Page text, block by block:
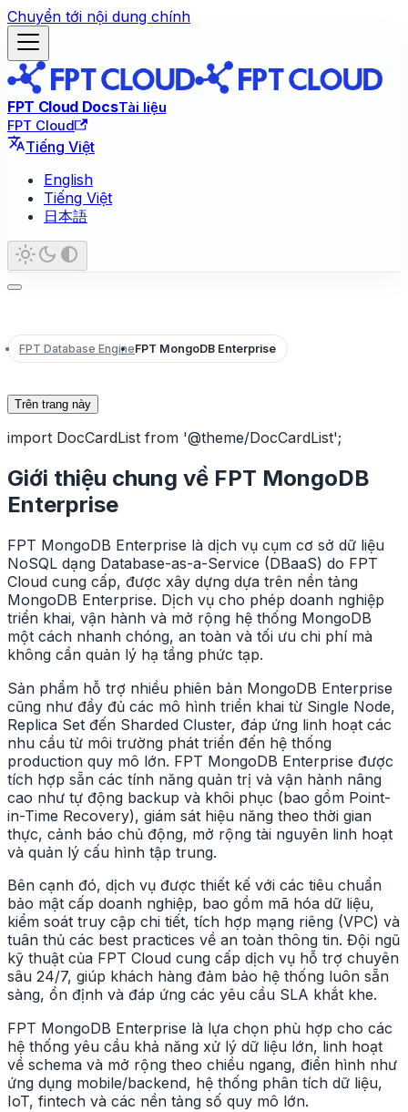
Chuyển tới nội dung chính
FPT Cloud DocsTài liệu
FPT Cloud
Tiếng Việt
English
Tiếng Việt
日本語
FPT Database EngineFPT MongoDB Enterprise
Trên trang này
import DocCardList from '@theme/DocCardList';
Giới thiệu chung về FPT MongoDB
Enterprise
FPT MongoDB Enterprise là dịch vụ cụm cơ sở dữ liệu
NoSQL dạng Database-as-a-Service (DBaaS) do FPT
Cloud cung cấp, được xây dựng dựa trên nền tảng
MongoDB Enterprise. Dịch vụ cho phép doanh nghiệp
triển khai, vận hành và mở rộng hệ thống MongoDB
một cách nhanh chóng, an toàn và tối ưu chi phí mà
không cần quản lý hạ tầng phức tạp.
Sản phẩm hỗ trợ nhiều phiên bản MongoDB Enterprise
cũng như đầy đủ các mô hình triển khai từ Single Node,
Replica Set đến Sharded Cluster, đáp ứng linh hoạt các
nhu cầu từ môi trường phát triển đến hệ thống
production quy mô lớn. FPT MongoDB Enterprise được
tích hợp sẵn các tính năng quản trị và vận hành nâng
cao như tự động backup và khôi phục (bao gồm Point-
in-Time Recovery), giám sát hiệu năng theo thời gian
thực, cảnh báo chủ động, mở rộng tài nguyên linh hoạt
và quản lý cấu hình tập trung.
Bên cạnh đó, dịch vụ được thiết kế với các tiêu chuẩn
bảo mật cấp doanh nghiệp, bao gồm mã hóa dữ liệu,
kiểm soát truy cập chi tiết, tích hợp mạng riêng (VPC) và
tuân thủ các best practices về an toàn thông tin. Đội ngũ
kỹ thuật của FPT Cloud cung cấp dịch vụ hỗ trợ chuyên
sâu 24/7, giúp khách hàng đảm bảo hệ thống luôn sẵn
sàng, ổn định và đáp ứng các yêu cầu SLA khắt khe.
FPT MongoDB Enterprise là lựa chọn phù hợp cho các
hệ thống yêu cầu khả năng xử lý dữ liệu lớn, linh hoạt
về schema và mở rộng theo chiều ngang, điển hình như
ứng dụng mobile/backend, hệ thống phân tích dữ liệu,
IoT, fintech và các nền tảng số quy mô lớn.